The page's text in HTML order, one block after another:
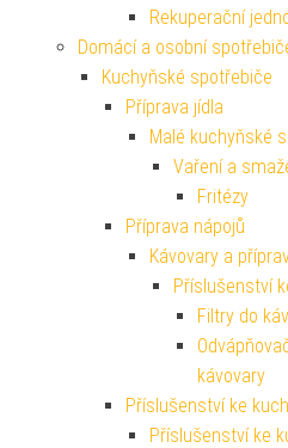
Rekuperační
Domácí a osobní
Kuchyňské spotřebiče
Příprava jídla
Malé kuchyňské
Vaření a
Fritézy
Příprava nápojů
Kávovary a
Příslušenství
Filtry do
kávovary
Příslušenství ke
Příslušenství ke